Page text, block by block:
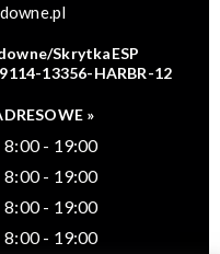
SkrytkaESP
13356-HARBR-12
»
8:00 - 19:00
8:00 - 19:00
8:00 - 19:00
8:00 - 19:00